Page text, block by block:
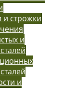
и строжки
и
и